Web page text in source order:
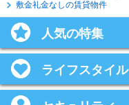
敷金礼金なしの賃貸物件
人気の特集
ライフスタイル